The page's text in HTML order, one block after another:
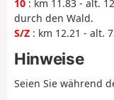
10 : km 11.83 - alt.
durch den Wald.
S/Z : km 12.21 - alt.
Hinweise
Seien Sie während